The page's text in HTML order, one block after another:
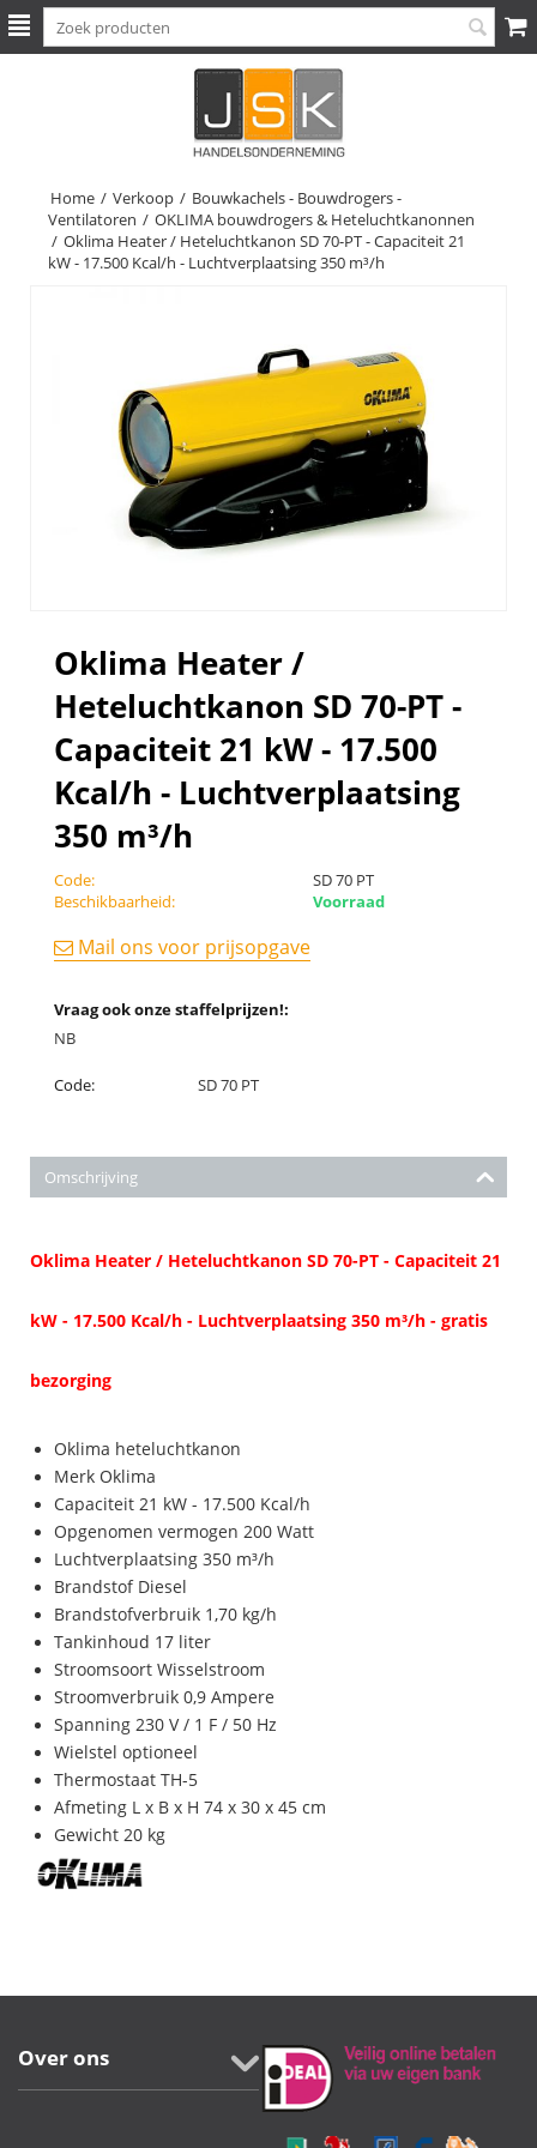
Home / Verkoop / Bouwkachels - Bouwdrogers -
Ventilatoren / OKLIMA bouwdrogers & Heteluchtkanonnen
/ Oklima Heater / Heteluchtkanon SD 70-PT - Capaciteit 21
kW - 17.500 Kcal/h - Luchtverplaatsing 350 m³/h
Oklima Heater /
Heteluchtkanon SD 70-PT -
Capaciteit 21 kW - 17.500
Kcal/h - Luchtverplaatsing
350 m³/h
Code:
SD 70 PT
Beschikbaarheid:
Voorraad
Mail ons voor prijsopgave
Vraag ook onze staffelprijzen!:
NB
Code: SD 70 PT
Omschrijving
Oklima Heater / Heteluchtkanon SD 70-PT - Capaciteit 21
kW - 17.500 Kcal/h - Luchtverplaatsing 350 m³/h - gratis
bezorging
Oklima heteluchtkanon
Merk Oklima
Capaciteit 21 kW - 17.500 Kcal/h
Opgenomen vermogen 200 Watt
Luchtverplaatsing 350 m³/h
Brandstof Diesel
Brandstofverbruik 1,70 kg/h
Tankinhoud 17 liter
Stroomsoort Wisselstroom
Stroomverbruik 0,9 Ampere
Spanning 230 V / 1 F / 50 Hz
Wielstel optioneel
Thermostaat TH-5
Afmeting L x B x H 74 x 30 x 45 cm
Gewicht 20 kg
Over ons